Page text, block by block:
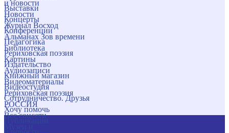
и новости
Новости
Журнал Восход
Альманах Зов времени
Библиотека
Картины
Аудиозаписи
Видеоматериалы
Рериховская поэзия
РОССИЯ
Все соцсети
Выставки
Концерты
Конференции
Педагогика
Рериховская поэзия
Издательство
Книжный магазин
Видеостудия
Сотрудничество. Друзья
Хочу помочь